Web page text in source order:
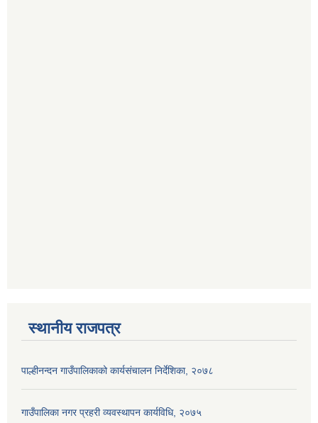
स्थानीय राजपत्र
पाल्हीनन्दन गाउँपालिकाको कार्यसंचालन निर्देशिका, २०७८
गाउँपालिका नगर प्रहरी व्यवस्थापन कार्यविधि, २०७५